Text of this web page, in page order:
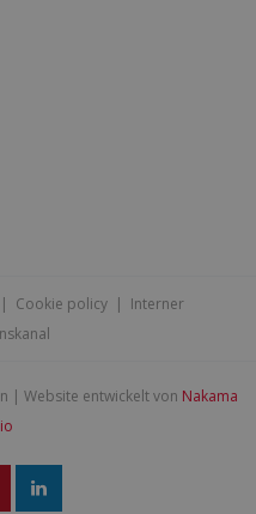
Cookie policy| Interner
| Website entwickelt von Nakama